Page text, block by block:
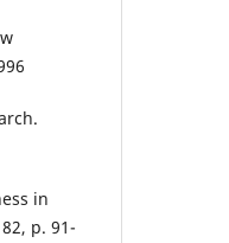
in
p. 91-